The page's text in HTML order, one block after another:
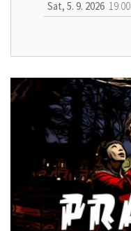
Sat, 5. 9. 2026 19:00